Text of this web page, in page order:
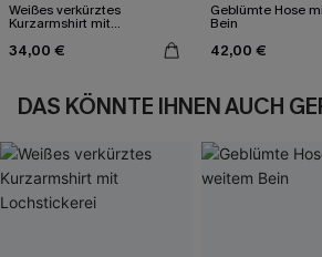
Weißes verkürztes
Kurzarmshirt mit
34,00 €
Geblümte Hose
Bein
42,00 €
DAS KÖNNTE IHNEN AUCH